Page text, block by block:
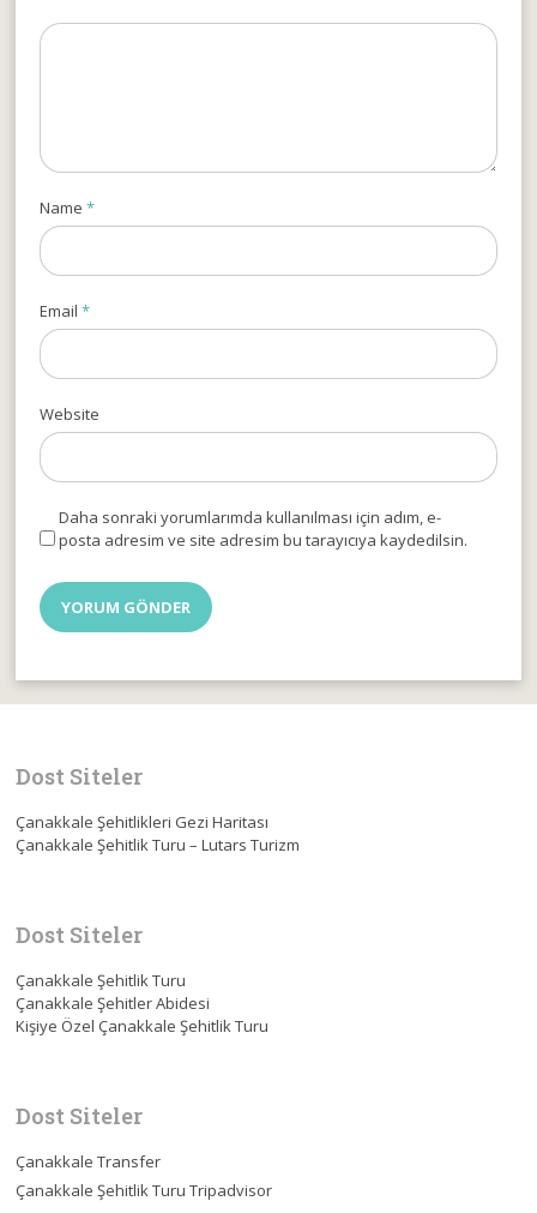
Name*
Email*
Website
Daha sonraki yorumlarımda kullanılması için adım, e-
posta adresim ve site adresim bu tarayıcıya kaydedilsin.
Dost Siteler
Çanakkale Şehitlikleri Gezi Haritası
Çanakkale Şehitlik Turu – Lutars Turizm
Dost Siteler
Çanakkale Şehitlik Turu
Çanakkale Şehitler Abidesi
Kişiye Özel Çanakkale Şehitlik Turu
Dost Siteler
Çanakkale Transfer
Çanakkale Şehitlik Turu Tripadvisor